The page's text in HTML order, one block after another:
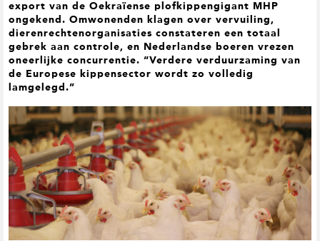
h
o
o
f
d
n
a
g
a
t
o
f
d
i
n
h
o
v
o
e
t
t
e
k
export van de Oekraïense plofkippengigant MHP
ongekend. Omwonenden klagen over vervuiling,
dierenrechtenorganisaties constateren een totaal
gebrek aan controle, en Nederlandse boeren vrezen
oneerlijke concurrentie. “Verdere verduurzaming van
de Europese kippensector wordt zo volledig
lamgelegd.”